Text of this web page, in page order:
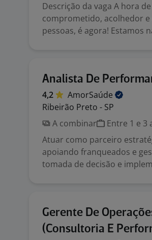
Descrição da vaga A hora
comprometido, acolhedor
pessoas, é agora! Estamos
Analista De
4,2
AmorSaúde
Ribeirão Preto - SP
A combinar
Entre 1 e 3
Atuar como parceiro
apoiando franqueados e
tomada de decisão e
Gerente De
(Consultoria E